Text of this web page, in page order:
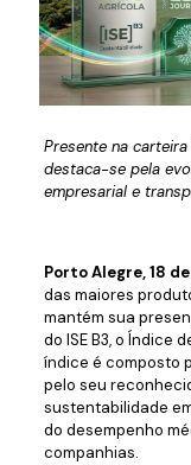
Presente na
destaca-se pela
empresarial e
Porto Alegre, 18
das maiores
mantém sua
do ISE B3, o Índice
índice é composto
pelo seu
sustentabilidade
do desempenho
companhias.